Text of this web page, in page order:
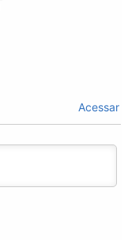
Acessar